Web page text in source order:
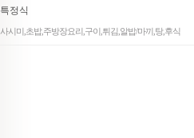
특정식
사시미,초밥,주방장요리,구이,튀김,알밥/마끼,탕,후식